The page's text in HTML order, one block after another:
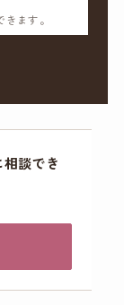
ます。
談でき